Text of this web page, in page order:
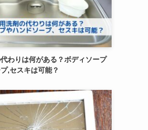
わりは何がある？ボディソープ
,セスキは可能？